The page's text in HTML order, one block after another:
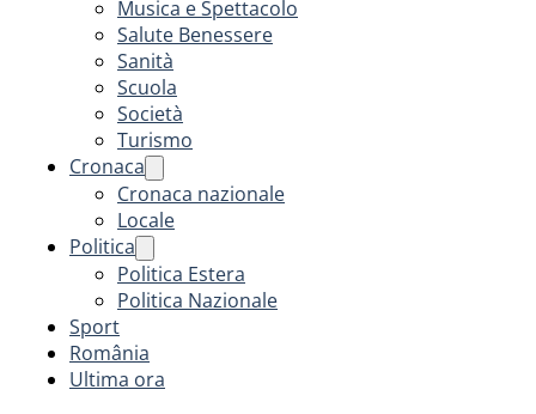
Musica e Spettacolo
Salute Benessere
Sanità
Scuola
Società
Turismo
Cronaca
Cronaca nazionale
Locale
Politica
Politica Estera
Politica Nazionale
Sport
România
Ultima ora